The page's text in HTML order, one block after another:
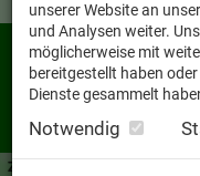
Zutaten A-Z
unserer Website an
und Analysen weiter.
möglicherweise mit
bereitgestellt haben
Dienste gesammelt
Notwendig